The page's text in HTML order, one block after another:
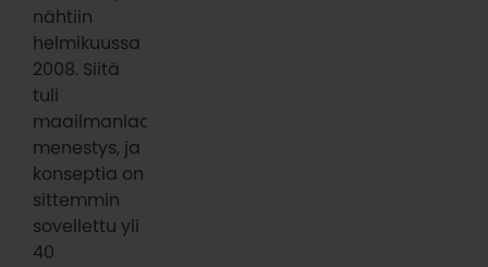
nähtiin
helmikuussa
2008. Siitä
tuli
maailmanlaajuinen
menestys, ja
konseptia on
sittemmin
sovellettu yli
40